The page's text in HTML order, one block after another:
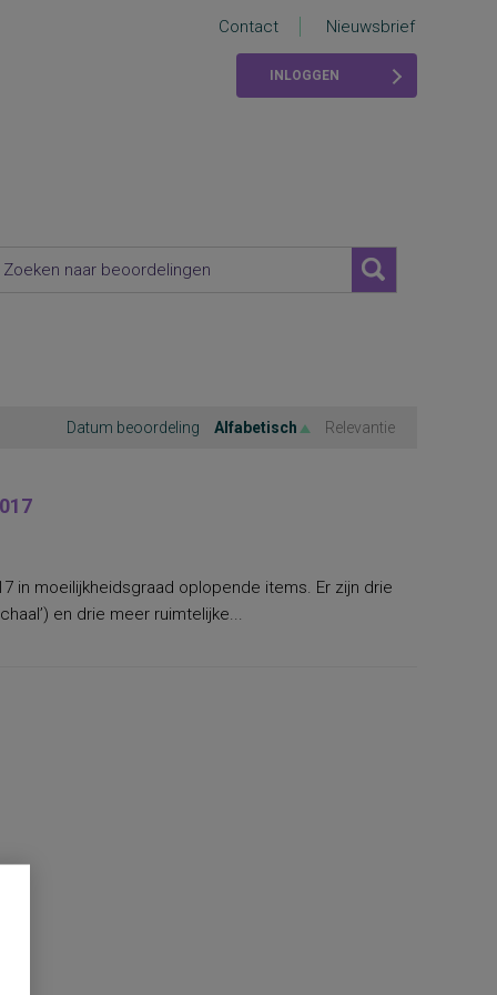
Contact Nieuwsbrief
INLOGGEN
Datum beoordeling Alfabetisch Relevantie
in moeilijkheidsgraad oplopende items. Er zijn drie
en drie meer ruimtelijke...